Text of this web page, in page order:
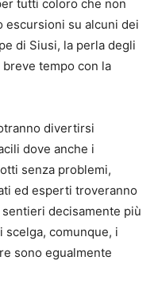
tutti coloro che non
escursioni su alcuni dei
di Siusi, la perla degli
tempo con la
divertirsi
dove anche i
senza problemi,
ed esperti troveranno
decisamente più
scelga, comunque, i
sono egualmente